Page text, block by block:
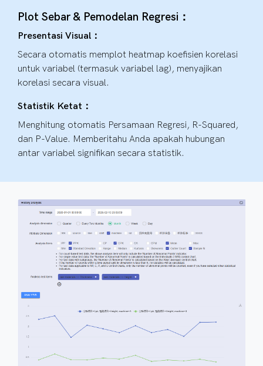
Plot Sebar & Pemodelan Regresi：
Presentasi Visual：
Secara otomatis memplot heatmap koefisien korelasi
untuk variabel (termasuk variabel lag), menyajikan
korelasi secara visual.
Statistik Ketat：
Menghitung otomatis Persamaan Regresi, R-Squared,
dan P-Value. Memberitahu Anda apakah hubungan
antar variabel signifikan secara statistik.